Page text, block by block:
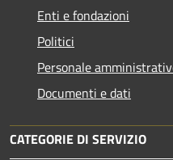
Enti e fondazioni
Politici
Personale
Documenti e dati
CATEGORIE DI SERVIZIO